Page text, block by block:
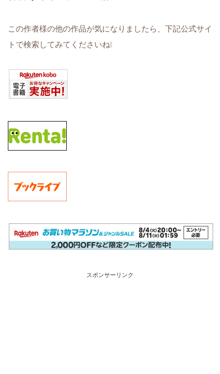
この作者様の他の作品が気になりましたら、下記公式サイ
トで検索してみてくださいね❕
スポンサーリンク